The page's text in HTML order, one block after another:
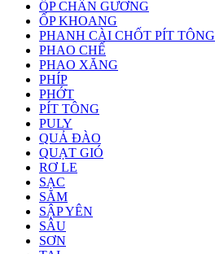
ỐP CHÂN GƯƠNG
ỐP KHOANG
PHANH CÀI CHỐT PÍT TÔNG
PHAO CHẾ
PHAO XĂNG
PHÍP
PHỚT
PÍT TÔNG
PULY
QUẢ ĐÀO
QUẠT GIÓ
RƠ LE
SẠC
SĂM
SẬP YÊN
SÂU
SƠN